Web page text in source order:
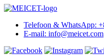
Telefoon & WhatsApp:
E-mail: info@meicet.com